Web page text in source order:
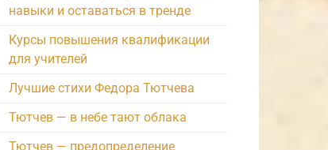
навыки и оставаться в тренде
Курсы повышения квалификации
для учителей
Лучшие стихи Федора Тютчева
Тютчев — в небе тают облака
Тютчев — предопределение